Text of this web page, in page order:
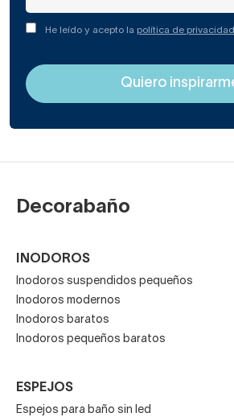
He leído y acepto la política de privacidad
Decorabaño
INODOROS
Inodoros suspendidos pequeños
Inodoros modernos
Inodoros baratos
Inodoros pequeños baratos
ESPEJOS
Espejos para baño sin led